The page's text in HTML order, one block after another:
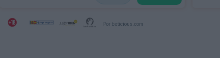
Por beticious.com